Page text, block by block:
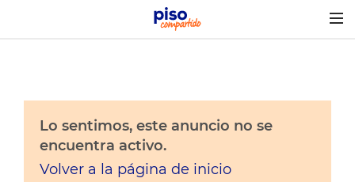
Lo sentimos, este anuncio no se
encuentra activo.
Volver a la página de inicio